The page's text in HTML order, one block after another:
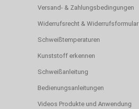
Versand- & Zahlungsbedingungen
Widerrufsrecht & Widerrufsformular
Schweißtemperaturen
Kunststoff erkennen
Schweißanleitung
Bedienungsanleitungen
Videos Produkte und Anwendung